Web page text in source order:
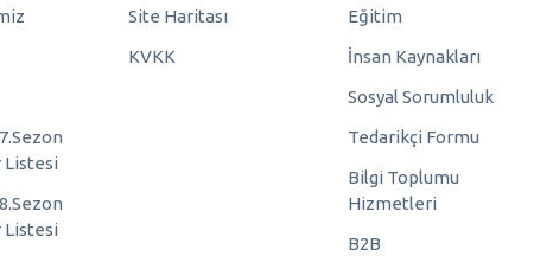
Listesi
Listesi
Site Haritası
KVKK
Eğitim
İnsan Kaynakları
Sosyal Sorumluluk
Tedarikçi Formu
Bilgi Toplumu
Hizmetleri
B2B